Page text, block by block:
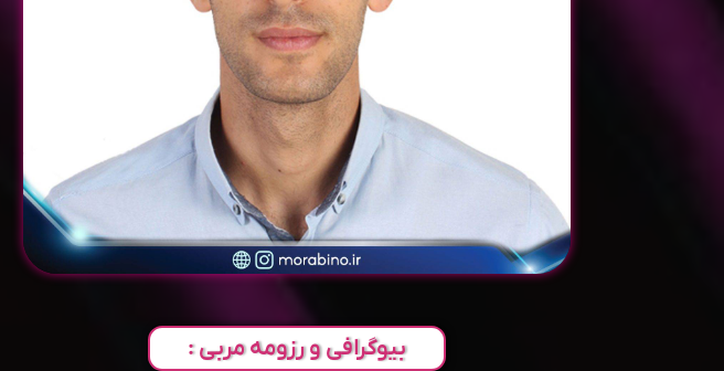
بیوگرافی و رزومه مربی :